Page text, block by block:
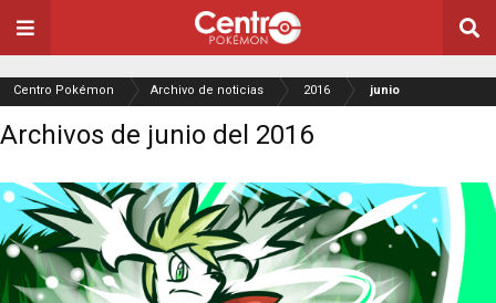
Centro Pokémon Archivo de noticias 2016 junio
Archivos de junio del 2016